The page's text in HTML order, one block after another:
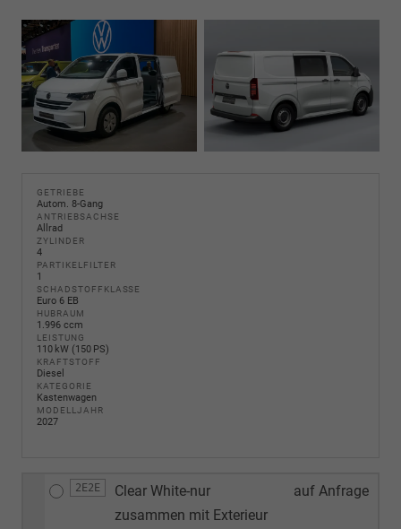
GETRIEBE
Autom. 8-Gang
ANTRIEBSACHSE
Allrad
ZYLINDER
4
PARTIKELFILTER
1
SCHADSTOFFKLASSE
Euro 6 EB
HUBRAUM
1.996 ccm
LEISTUNG
110 kW (150 PS)
KRAFTSTOFF
Diesel
KATEGORIE
Kastenwagen
MODELLJAHR
2027
2E2E
Clear White-nur
zusammen mit Exterieur
auf Anfrage